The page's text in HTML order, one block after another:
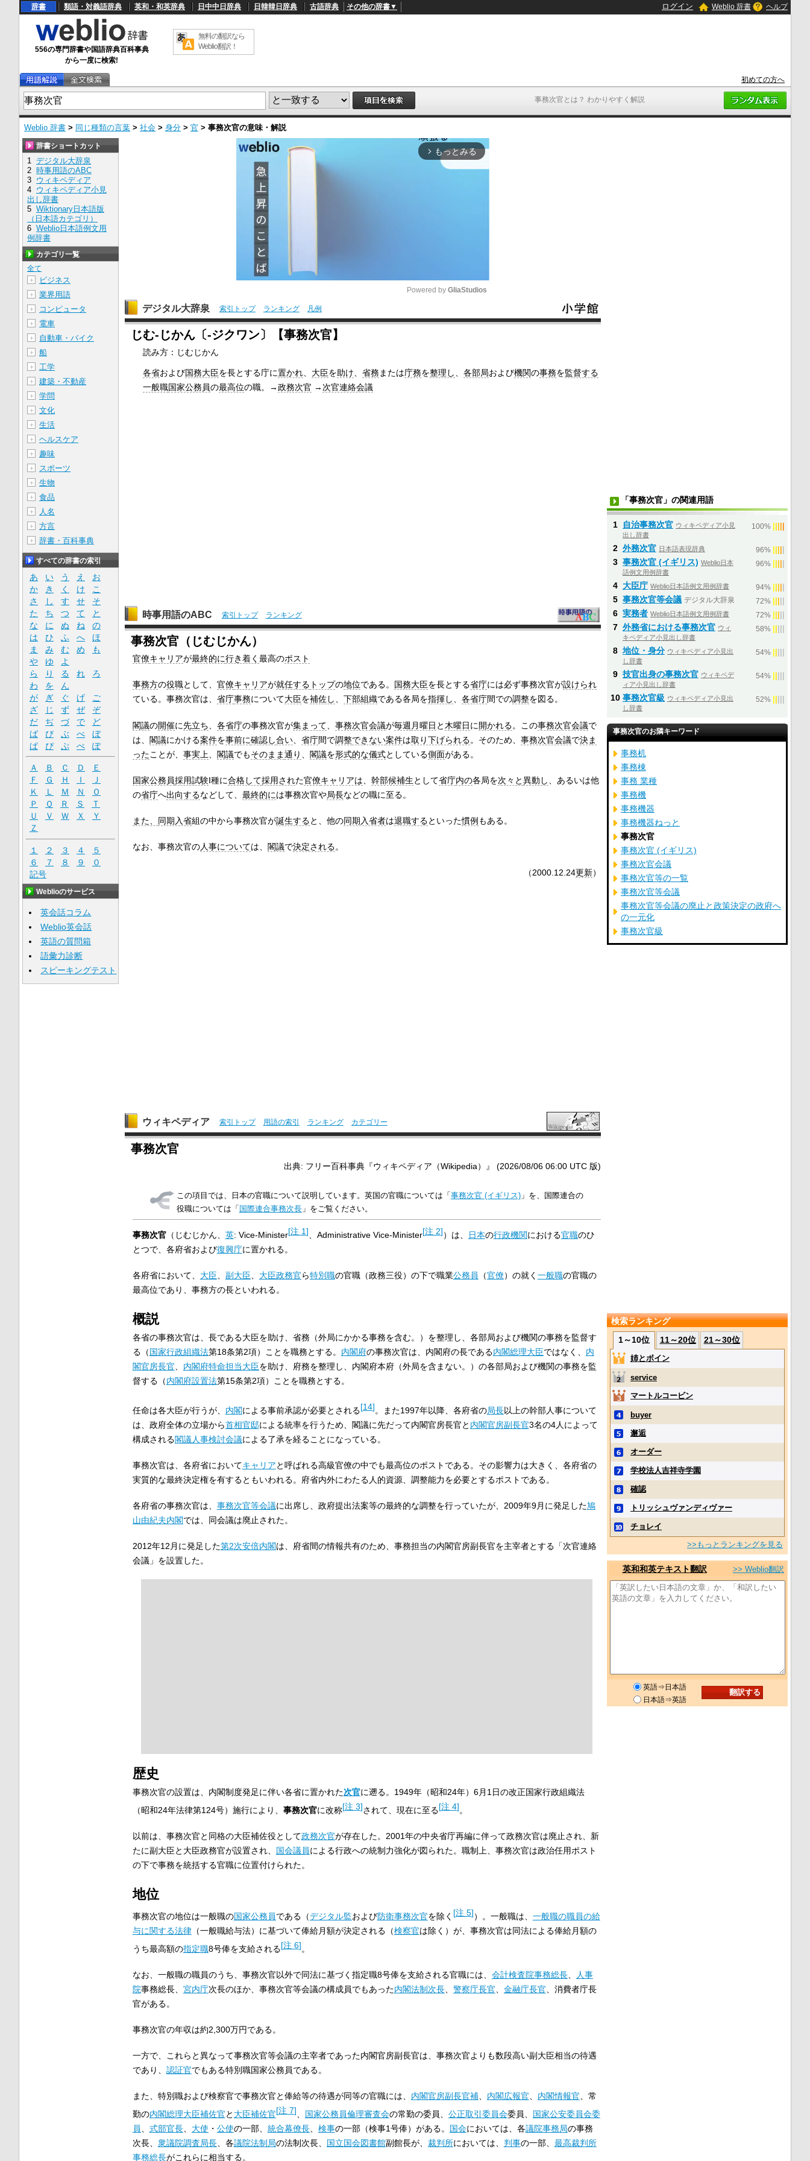
事務次官とは？ わかりやすく解説
辞書 類語・対義語辞典 英和・和英辞典 日中中日辞典 日韓韓日辞典 古語辞典 その他の辞書▼ ログイン Weblio 辞書 ヘルプ
556の専門辞書や国語辞典百科事典
から一度に検索!
無料の翻訳なら
Weblio翻訳！
初めての方へ
Weblio 辞書 > 同じ種類の言葉 > 社会 > 身分 > 官 > 事務次官の意味・解説
arrow_forward_ios もっとみる
M
e
Powered by GliaStudios
デジタル大辞泉 索引トップ ランキング 凡例
じむ‐じかん〔‐ジクワン〕【事務次官】
読み方：じむじかん
各省および国務大臣を長とする庁に置かれ、 大臣を助け、省務または庁務を整理し、各部局および機関の事務を監督する
一般職国家公務員の最高位の職。→政務次官 → 次官連絡会議
時事用語のABC 索引トップ ランキング
事務次官（じむじかん）
官僚キャリアが最終的に行き着く 最高のポスト
事務方の役職として、 官僚キャリアが就任する トップの地位である。 国務大臣を長とする省庁には必ず事務次官が設けられ
ている。事務次官は、 省庁事務について大臣を補佐し、 下部組織である各局を指揮し、 各省庁間での調整を図る。
閣議の開催に先立ち 各省庁の事務次官が集まって 事務次官会議が毎週 月曜日 と 木曜日に開かれる。この事務次官会議で
は、 閣議にかける案件を事前に確認し合い、 省庁間で調整できない案件は取り下げられる。そのため、 事務次官会議で決ま
ったことが、 事実上 閣議でもそのまま通り 閣議を形式的な儀式としている側面がある。
国家公務員採用試験I種に合格して採用された官僚キャリアは 幹部候補生として省庁内の各局を次々と異動し
、あるいは他
の省庁へ出向するなどして、 最終的には事務次官や局長などの職に至る。
また、 同期入省組の中から事務次官が誕生すると、他の同期入省者は退職するといった慣例 もある。
なお、事務次官の人事については、 閣議で決定される。
（2000.12.24更新）
ウィキペディア 索引トップ 用語の索引 ランキング カテゴリー
事務次官
出典: フリー百科事典『ウィキペディア（Wikipedia）』 (2026/08/06 06:00 UTC 版)
この項目では、日本の官職について説明しています。英国の官職については「 事務次官 (イギリス)」を、国際連合の
役職については「 国際連合事務次長」をご覧ください。
事務次官（じむじかん、 英: Vice-Minister[注 1] 、Administrative Vice-Minister[注 2]）は、 日本の行政機関における官職のひ
とつで、各府省および復興庁に置かれる。
各府省において、 大臣 副大臣 大臣政務官ら特別職の官職（政務三役）の下で職業公務員 （官僚）の就く 一般職の官職の
最高位であり、事務方の長といわれる。
概説
各省の事務次官は、長である大臣を助け、省務（外局にかかる事務を含む。）を整理し、各部局および機関の事務を監督す
る（国家行政組織法第18条第2項）ことを職務とする。 内閣府の事務次官は、内閣府の長である内閣総理大臣ではなく、 内
閣官房長官
内閣府特命担当大臣を助け、府務を整理し、内閣府本府（外局を含まない。）の各部局および機関の事務を監
督する（内閣府設置法第15条第2項）ことを職務とする。
任命は各大臣が行うが、 内閣による事前承認が必要とされる[14]。また1997年以降、各府省の局長以上の幹部人事について
は、政府全体の立場から首相官邸による統率を行うため、閣議に先だって内閣官房長官と 内閣官房副長官3名の4人によって
構成される閣議人事検討会議による了承を経ることになっている。
事務次官は、各府省においてキャリアと呼ばれる高級官僚の中でも最高位のポストである。その影響力は大きく、各府省の
実質的な最終決定権を有するともいわれる。府省内外にわたる人的資源、調整能力を必要とするポストである。
各府省の事務次官は、 事務次官等会議に出席し、政府提出法案等の最終的な調整を行っていたが、2009年9月に発足した鳩
山由紀夫内閣では、同会議は廃止された。
2012年12月に発足した第2次安倍内閣は、府省間の情報共有のため、事務担当の内閣官房副長官を主宰者とする「次官連絡
会議」を設置した。
歴史
事務次官の設置は、内閣制度発足に伴い各省に置かれた次官に遡る。1949年（昭和24年）6月1日の改正国家行政組織法
（昭和24年法律第124号）施行により、 事務次官に改称[注 3]されて、現在に至る[注 4]。
以前は、事務次官と同格の大臣補佐役として政務次官が存在した。2001年の中央省庁再編に伴って政務次官は廃止され、新
たに副大臣と大臣政務官が設置され、 国会議員による行政への統制力強化が図られた。職制上、事務次官は政治任用ポスト
の下で事務を統括する官職に位置付けられた。
地位
事務次官の地位は一般職の国家公務員である（デジタル監および防衛事務次官を除く [注 5]）。一般職は、 一般職の職員の給
与に関する法律（一般職給与法）に基づいて俸給月額が決定される（検察官は除く）が、事務次官は同法による俸給月額の
うち最高額の指定職8号俸を支給される[注 6]。
なお、一般職の職員のうち、事務次官以外で同法に基づく指定職8号俸を支給される官職には、 会計検査院事務総長、
人事
院事務総長、 宮内庁次長のほか、事務次官等会議の構成員でもあった内閣法制次長、 警察庁長官 金融庁長官 、消費者庁長
官がある。
事務次官の年収は約2,300万円である。
一方で、これらと異なって事務次官等会議の主宰者であった内閣官房副長官は、事務次官よりも数段高い副大臣相当の待遇
であり、 認証官でもある特別職国家公務員である。
また、特別職および検察官で事務次官と俸給等の待遇が同等の官職には、 内閣官房副長官補、 内閣広報官 内閣情報官 、常
勤の内閣総理大臣補佐官と 大臣補佐官[注 7] 国家公務員倫理審査会の常勤の委員、 公正取引委員会委員、 国家公安委員会委
員
式部官長、 大使 ・ 公使の一部、 統合幕僚長、 検事の一部（検事1号俸）がある。 国会においては、各議院事務局の事務
次長、 衆議院調査局長、各議院法制局の法制次長、 国立国会図書館副館長が、 裁判所においては、 判事の一部、 最高裁判所
事務総長がこれらに相当する。
辞書ショートカット
1 デジタル大辞泉
2 時事用語のABC
3 ウィキペディア
4 ウィキペディア小見
出し辞書
5 Wiktionary日本語版
（日本語カテゴリ）
6 Weblio日本語例文用
例辞書
カテゴリ一覧
全て
＋
ビジネス
＋ 業界用語
＋ コンピュータ
＋ 電車
＋ 自動車・バイク
＋ 船
＋ 工学
＋ 建築・不動産
＋ 学問
＋ 文化
＋ 生活
＋ ヘルスケア
＋ 趣味
＋ スポーツ
＋ 生物
＋ 食品
＋ 人名
＋ 方言
＋ 辞書・百科事典
すべての辞書の索引
あ い う え
お
か
き く け
こ
さ
し す せ
そ
た
ち つ て
と
な
に ぬ ね
の
は
ひ ふ へ
ほ
ま
み む め
も
や
ゆ
よ
ら
り る れ
ろ
わ
を
ん
が
ぎ ぐ げ
ご
ざ
じ ず ぜ
ぞ
だ
ぢ づ で
ど
ば
び ぶ べ
ぼ
ぱ
ぴ ぷ ぺ ぽ
Ａ Ｂ Ｃ Ｄ
Ｅ
Ｆ
Ｇ Ｈ Ｉ
Ｊ
Ｋ
Ｌ Ｍ Ｎ
Ｏ
Ｐ
Ｑ Ｒ Ｓ
Ｔ
Ｕ
Ｖ Ｗ Ｘ
Ｙ
Ｚ
１ ２ ３ ４
５
６
７ ８ ９
０
記号
Weblioのサービス
英会話コラム
Weblio英会話
英語の質問箱
語彙力診断
スピーキングテスト
「事務次官」の関連用語
1 自治事務次官 ウィキペディア小見
出し辞書
100%
2 外務次官 日本語表現辞典 96%
3 事務次官 (イギリス) Weblio日本
語例文用例辞書
96%
4 大臣庁 Weblio日本語例文用例辞書 94%
5 事務次官等会議 デジタル大辞泉 72%
6 実務者 Weblio日本語例文用例辞書 72%
7 外務省における事務次官 ウィ
キペディア小見出し辞書
58%
8 地位・身分 ウィキペディア小見出
し辞書
54%
9 技官出身の事務次官 ウィキペデ
ィア小見出し辞書
54%
10 事務次官級 ウィキペディア小見出
し辞書
52%
事務次官のお隣キーワード
事務机
事務棟
事務 業種
事務機
事務機器
事務機器ねっと
事務次官
事務次官 (イギリス)
事務次官会議
事務次官等の一覧
事務次官等会議
事務次官等会議の廃止と政策決定の政府へ
の一元化
事務次官級
検索ランキング
1～10位
11～20位 21～30位
姉とボイン
service
マートルコービン
buyer
邂逅
オーダー
学校法人吉祥寺学園
確認
トリッシュヴァンディヴァー
チョレイ
>>もっとランキングを見る
英和和英テキスト翻訳 >> Weblio翻訳
英語⇒日本語
日本語⇒英語